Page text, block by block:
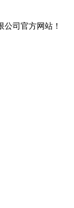
司官方网站！